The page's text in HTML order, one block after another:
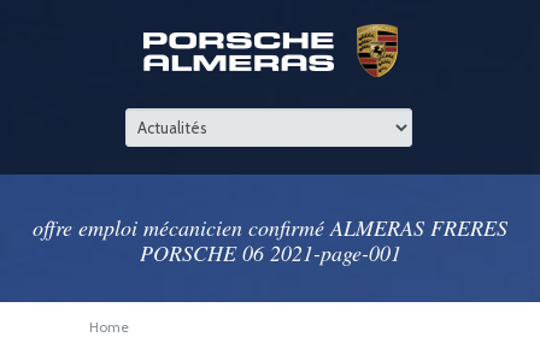
offre emploi mécanicien confirmé ALMERAS FRERES
PORSCHE 06 2021-page-001
Home